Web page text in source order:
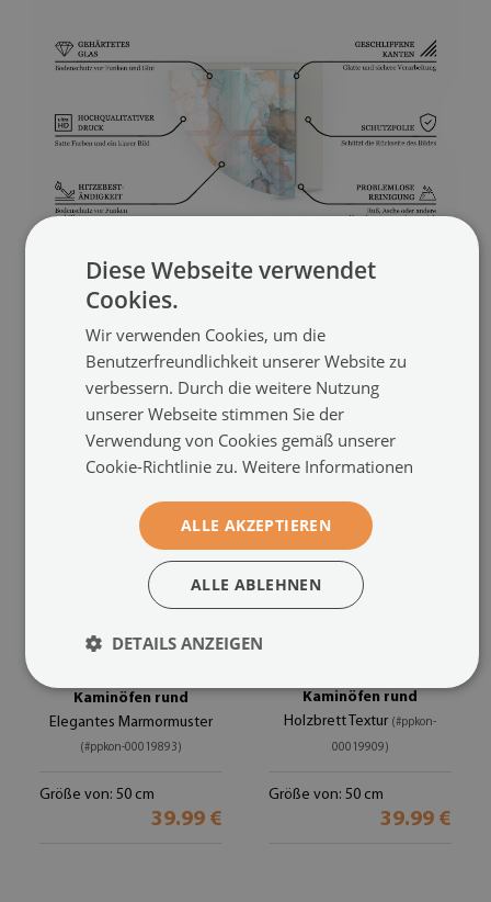
EMPFOHLENE PRODUKTE
Kaminöfen rund
Elegantes Marmormuster
(#ppkon-00019893)
Größe von: 50 cm
39.99 €
Kaminöfen rund
Holzbrett Textur (#ppkon-
00019909)
Größe von: 50 cm
39.99 €
Diese Webseite verwendet
Cookies.
Wir verwenden Cookies, um die
Benutzerfreundlichkeit unserer Website zu
verbessern. Durch die weitere Nutzung
unserer Webseite stimmen Sie der
Verwendung von Cookies gemäß unserer
Cookie-Richtlinie zu. Weitere Informationen
ALLE AKZEPTIEREN
ALLE ABLEHNEN
DETAILS ANZEIGEN